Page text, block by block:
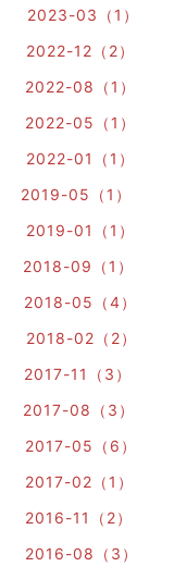
2023-03（1）
2022-12（2）
2022-08（1）
2022-05（1）
2022-01（1）
2019-05（1）
2019-01（1）
2018-09（1）
2018-05（4）
2018-02（2）
2017-11（3）
2017-08（3）
2017-05（6）
2017-02（1）
2016-11（2）
2016-08（3）